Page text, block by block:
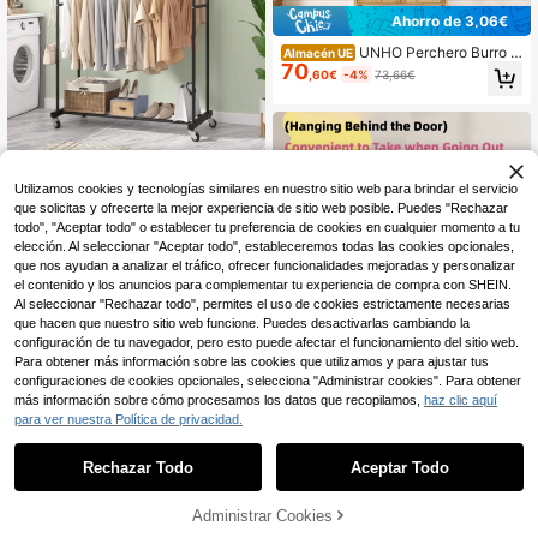
ad, esencial para almacenamiento
de invierno
aterales & estante de almacenamie
nto inferior, organizador de ropa por
tátil de metal para boutique & hogar
8
Ahorro de 3,06€
Almacén UE UNHO Perchero Burro d
e Bambú de Pie para Colgar Ropa c
on Armario Cerrado Almacenamient
pasillo, 52 x 31,5 x 168 cm
70 ,60€ -4% 73,66€
Estantería de almacenamiento
multifuncional muy atractiva, estant
ería de almacenamiento detrás de l
a puerta para sombreros, almacena
6 Left
5,66€
0
Utilizamos cookies y tecnologías similares en nuestro sitio web para brindar el servicio
que solicitas y ofrecerte la mejor experiencia de sitio web posible. Puedes "Rechazar
todo", "Aceptar todo" o establecer tu preferencia de cookies en cualquier momento a tu
elección. Al seleccionar "Aceptar todo", estableceremos todas las cookies opcionales,
que nos ayudan a analizar el tráfico, ofrecer funcionalidades mejoradas y personalizar
el contenido y los anuncios para complementar tu experiencia de compra con SHEIN.
Al seleccionar "Rechazar todo", permites el uso de cookies estrictamente necesarias
que hacen que nuestro sitio web funcione. Puedes desactivarlas cambiando la
configuración de tu navegador, pero esto puede afectar el funcionamiento del sitio web.
Para obtener más información sobre las cookies que utilizamos y para ajustar tus
configuraciones de cookies opcionales, selecciona "Administrar cookies". Para obtener
más información sobre cómo procesamos los datos que recopilamos, haz clic aquí
para ver nuestra Política de privacidad.
Rechazar Todo Aceptar Todo
Administrar Cookies